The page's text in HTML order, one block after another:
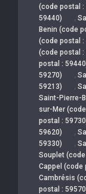
(code postal :
59440)
,
Benin (code
(code postal :
(code postal :
postal :
59270)
,
59213)
,
Saint-Pierre-
sur-Mer
postal :
59620)
,
59330)
,
Souplet
Cappel (code
Cambrésis
postal :